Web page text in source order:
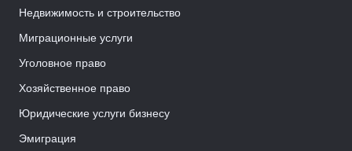
Недвижимость и строительство
Миграционные услуги
Уголовное право
Хозяйственное право
Юридические услуги бизнесу
Эмиграция